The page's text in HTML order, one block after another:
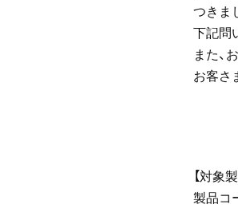
つきま
下記問
また、
お客さ
【対象
製品コ